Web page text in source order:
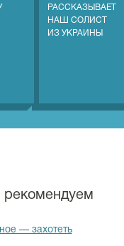
РАССКАЗЫВАЕТ
НАШ СОЛИСТ
ИЗ УКРАИНЫ
— захотеть